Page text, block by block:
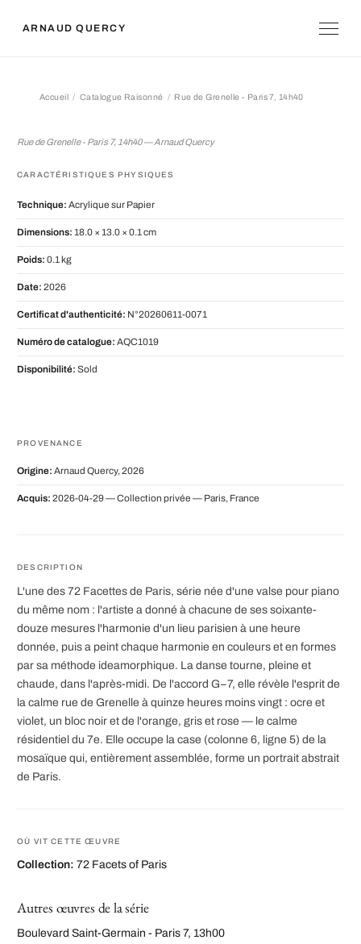
ARNAUD QUERCY
Accueil Catalogue Raisonné Rue de Grenelle - Paris 7, 14h40
Rue de Grenelle - Paris 7, 14h40 — Arnaud Quercy
CARACTÉRISTIQUES PHYSIQUES
Technique: Acrylique sur Papier
Dimensions: 18.0 × 13.0 × 0.1 cm
Poids: 0.1 kg
Date: 2026
Certificat d'authenticité: N°20260611-0071
Numéro de catalogue: AQC1019
Disponibilité: Sold
PROVENANCE
Origine: Arnaud Quercy, 2026
Acquis: 2026-04-29 — Collection privée — Paris, France
DESCRIPTION
L'une des 72 Facettes de Paris, série née d'une valse pour piano
du même nom : l'artiste a donné à chacune de ses soixante-
douze mesures l'harmonie d'un lieu parisien à une heure
donnée, puis a peint chaque harmonie en couleurs et en formes
par sa méthode ideamorphique. La danse tourne, pleine et
chaude, dans l'après-midi. De l'accord G−7, elle révèle l'esprit de
la calme rue de Grenelle à quinze heures moins vingt : ocre et
violet, un bloc noir et de l'orange, gris et rose — le calme
résidentiel du 7e. Elle occupe la case (colonne 6, ligne 5) de la
mosaïque qui, entièrement assemblée, forme un portrait abstrait
de Paris.
OÙ VIT CETTE ŒUVRE
Collection: 72 Facets of Paris
Autres œuvres de la série
Boulevard Saint-Germain - Paris 7, 13h00